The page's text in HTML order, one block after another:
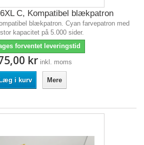
C, Kompatibel blækpatron
blækpatron. Cyan farvepatron med
kapacitet på 5.000 sider.
forventet leveringstid
kr inkl. moms
Læg i kurv Mere